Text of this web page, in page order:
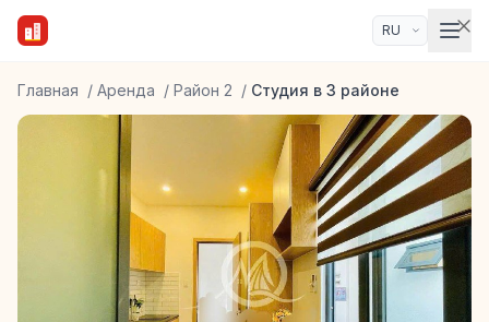
Главная / Аренда / Район 2 / Студия в 3 районе